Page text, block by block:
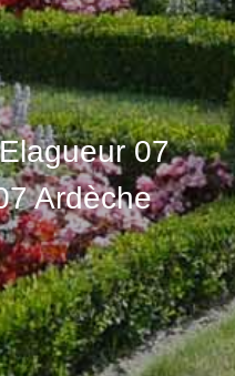
07
Ardèche